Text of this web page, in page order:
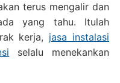
terus mengalir dan
yang tahu. Itulah
kerja, jasa instalasi
selalu menekankan